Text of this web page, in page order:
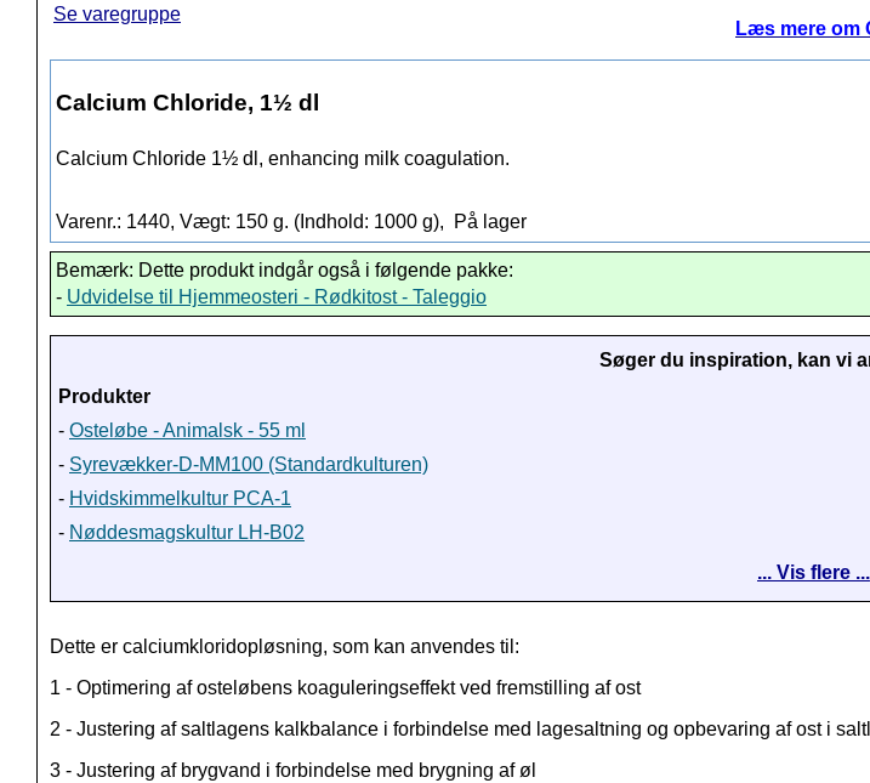
Se varegruppe
Læs mere om
Calcium Chloride, 1½ dl
Calcium Chloride 1½ dl, enhancing milk coagulation.
Varenr.: 1440, Vægt: 150 g. (Indhold: 1000 g), På lager
Bemærk: Dette produkt indgår også i følgende pakke:
- Udvidelse til Hjemmeosteri - Rødkitost - Taleggio
Søger du inspiration, kan vi
Produkter
- Osteløbe - Animalsk - 55 ml
- Syrevækker-D-MM100 (Standardkulturen)
- Hvidskimmelkultur PCA-1
- Nøddesmagskultur LH-B02
... Vis flere ...
Dette er calciumkloridopløsning, som kan anvendes til:
1 - Optimering af osteløbens koaguleringseffekt ved fremstilling af ost
2 - Justering af saltlagens kalkbalance i forbindelse med lagesaltning og opbevaring af ost i
3 - Justering af brygvand i forbindelse med brygning af øl